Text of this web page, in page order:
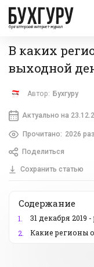
бухгалтерский интернет-журнал
В каких
выходной
Автор: Бухгуру
Актуально на
Прочитано: 2026 раз
Поделиться
Сохранить статью
Содержание
1.
31 декабря 2019
2.
Какие регионы